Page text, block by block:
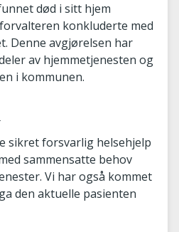
død i sitt hjem
konkluderte med
Denne avgjørelsen har
av hjemmetjenesten og
i kommunen.
sikret forsvarlig helsehjelp
sammensatte behov
Vi har også kommet
den aktuelle pasienten